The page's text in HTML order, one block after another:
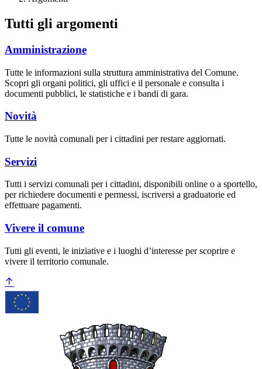
Tutti gli argomenti
Amministrazione
Tutte le informazioni sulla struttura amministrativa del Comune.
Scopri gli organi politici, gli uffici e il personale e consulta i
documenti pubblici, le statistiche e i bandi di gara.
Novità
Tutte le novità comunali per i cittadini per restare aggiornati.
Servizi
Tutti i servizi comunali per i cittadini, disponibili online o a sportello,
per richiedere documenti e permessi, iscriversi a graduatorie ed
effettuare pagamenti.
Vivere il comune
Tutti gli eventi, le iniziative e i luoghi d’interesse per scoprire e
vivere il territorio comunale.